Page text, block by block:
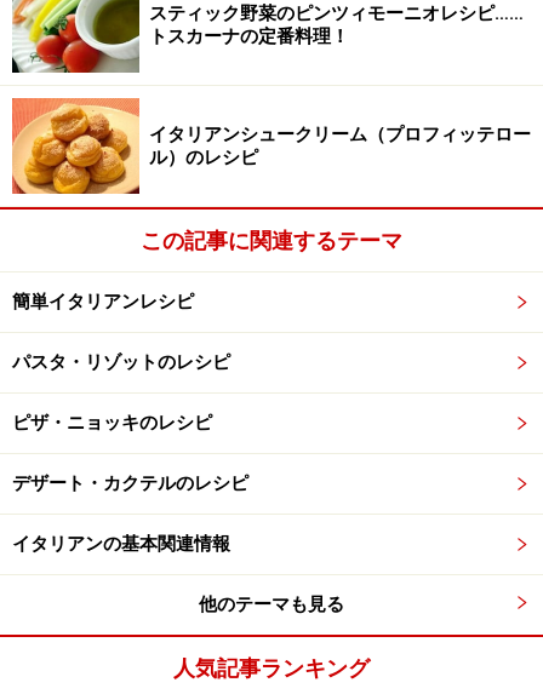
スティック野菜のピンツィモーニオレシピ……
トスカーナの定番料理！
イタリアンシュークリーム（プロフィッテロー
ル）のレシピ
この記事に関連するテーマ
簡単イタリアンレシピ
パスタ・リゾットのレシピ
ピザ・ニョッキのレシピ
デザート・カクテルのレシピ
イタリアンの基本関連情報
他のテーマも見る
人気記事ランキング